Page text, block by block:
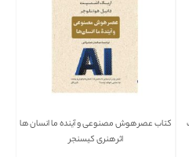
کتاب عصر هوش مصنوعی و آینده ما انسان ها
اثر هنری کیسنجر